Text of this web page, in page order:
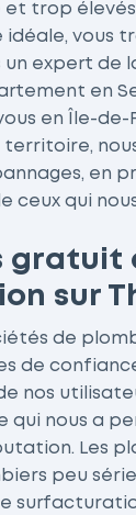
trop
vous
un expert de
en
en Île-
territoire,
en
ceux qui
gratuit
sur
de
de
nos
qui nous a
Les
peu